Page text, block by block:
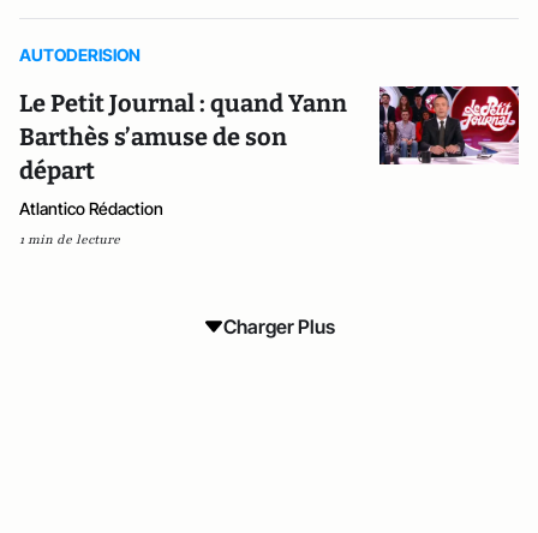
AUTODERISION
Le Petit Journal : quand Yann
Barthès s’amuse de son
départ
Atlantico Rédaction
1 min de lecture
Charger Plus